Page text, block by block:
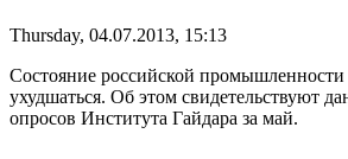
Thursday, 04.07.2013, 15:13
Состояние российской промышленности
ухудшаться. Об этом свидетельствуют
опросов Института Гайдара за май.